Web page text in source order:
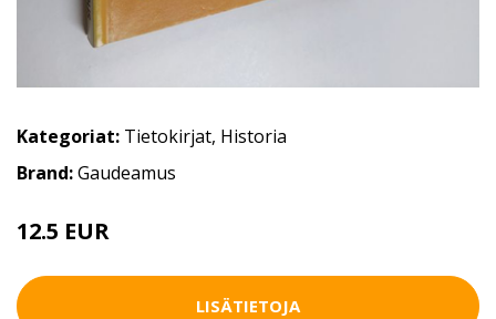
Kategoriat: Tietokirjat, Historia
Brand:Gaudeamus
12.5 EUR
LISÄTIETOJA